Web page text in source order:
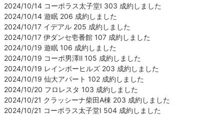
2024/10/14 コーポラス太子堂Ⅰ 303 成約しました
2024/10/14 遊眠 206 成約しました
2024/10/17 イデアル 205 成約しました
2024/10/17 伊ダンセ壱番館 107 成約しました
2024/10/19 遊眠 106 成約しました
2024/10/19 コーポ男澤Ⅱ 105 成約しました
2024/10/19 レインボーヒルズ 203 成約しました
2024/10/19 仙大アパート 102 成約しました
2024/10/20 フロレスタ 103 成約しました
2024/10/21 クラッシーナ柴田A棟 203 成約しました
2024/10/21 コーポラス太子堂Ⅰ 504 成約しました